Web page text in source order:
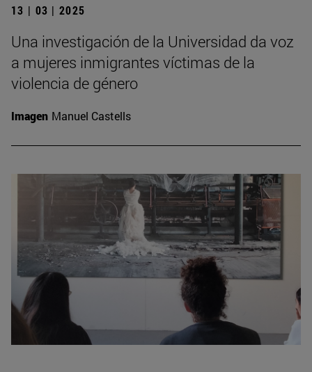
13 | 03 | 2025
Una investigación de la Universidad da voz
a mujeres inmigrantes víctimas de la
violencia de género
Imagen Manuel Castells